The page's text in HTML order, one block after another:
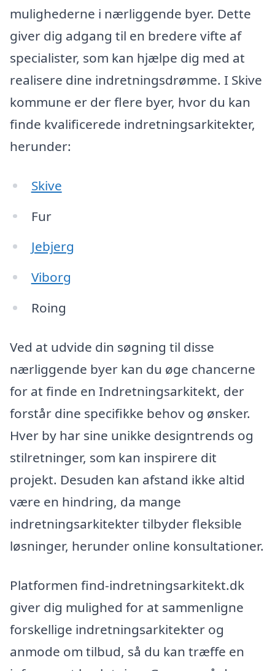
mulighederne i nærliggende byer. Dette
giver dig adgang til en bredere vifte af
specialister, som kan hjælpe dig med at
realisere dine indretningsdrømme. I Skive
kommune er der flere byer, hvor du kan
finde kvalificerede indretningsarkitekter,
herunder:
Skive
Fur
Jebjerg
Viborg
Roing
Ved at udvide din søgning til disse
nærliggende byer kan du øge chancerne
for at finde en Indretningsarkitekt, der
forstår dine specifikke behov og ønsker.
Hver by har sine unikke designtrends og
stilretninger, som kan inspirere dit
projekt. Desuden kan afstand ikke altid
være en hindring, da mange
indretningsarkitekter tilbyder fleksible
løsninger, herunder online konsultationer.
Platformen find-indretningsarkitekt.dk
giver dig mulighed for at sammenligne
forskellige indretningsarkitekter og
anmode om tilbud, så du kan træffe en